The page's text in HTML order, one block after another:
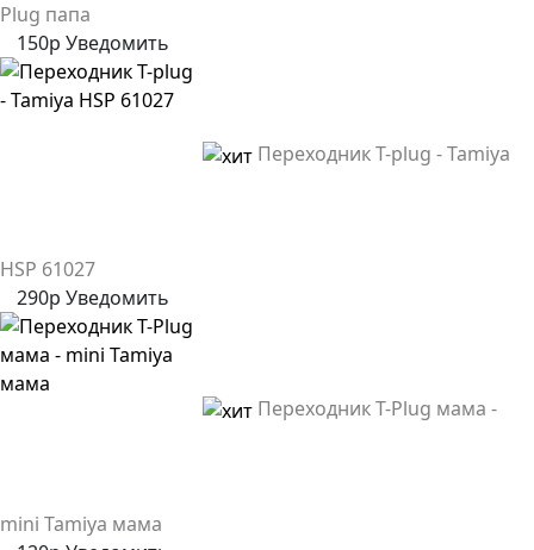
Plug папа
150р Уведомить
Переходник T-plug - Tamiya
HSP 61027
290р Уведомить
Переходник T-Plug мама -
mini Tamiya мама